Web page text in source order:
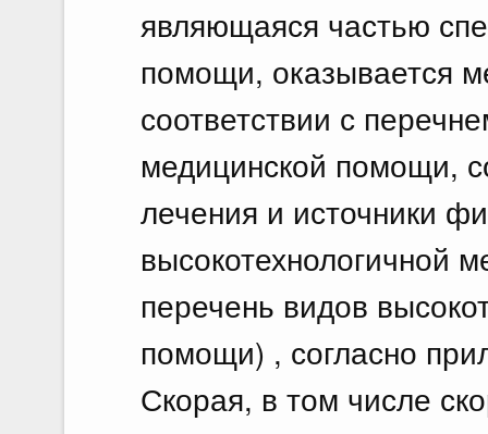
являющаяся частью
помощи, оказывается
соответствии с
медицинской помощи,
лечения и источники
высокотехнологичной
перечень видов
помощи) , согласно
Скорая, в том числе